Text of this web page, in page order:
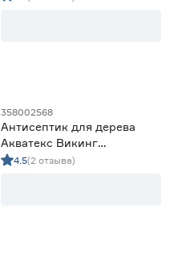
358002568
Антисептик для дерева
Акватекс Викинг
бесцветный 9 л
4.5(2 отзыва)